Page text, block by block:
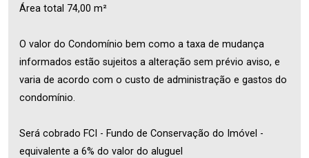
Área total 74,00 m²
O valor do Condomínio bem como a taxa de mudança
informados estão sujeitos a alteração sem prévio aviso, e
varia de acordo com o custo de administração e gastos do
condomínio.
Será cobrado FCI - Fundo de Conservação do Imóvel -
equivalente a 6% do valor do aluguel